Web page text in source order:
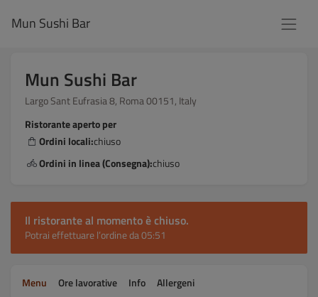
Mun Sushi Bar
Mun Sushi Bar
Largo Sant Eufrasia 8, Roma 00151, Italy
Ristorante aperto per
Ordini locali:chiuso
Ordini in linea (Consegna):chiuso
Il ristorante al momento è chiuso.
Potrai effettuare l’ordine da 05:51
Menu Ore lavorative Info Allergeni